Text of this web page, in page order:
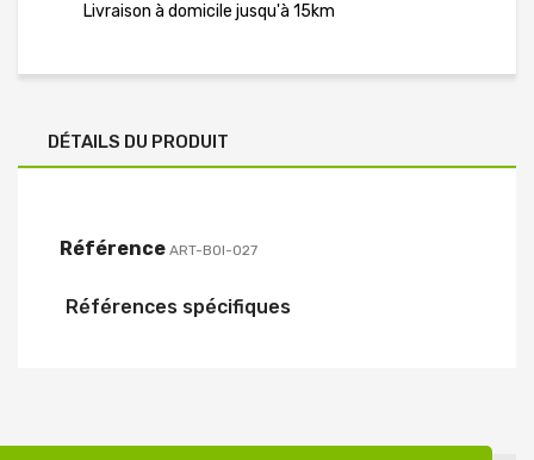
Livraison à domicile jusqu'à 15km
DÉTAILS DU PRODUIT
Référence ART-BOI-027
Références spécifiques